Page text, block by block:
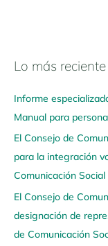
Lo más reciente
Informe
Manual para
El Consejo de
para la integración
Comunicación Social
El Consejo de
designación de
de Comunicación
N
v
e
g
a
a
q
u
í